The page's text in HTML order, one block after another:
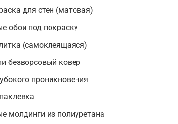
для стен (матовая)
обои под покраску
(самоклеящаяся)
безворсовый ковер
проникновения
молдинги из полиуретана